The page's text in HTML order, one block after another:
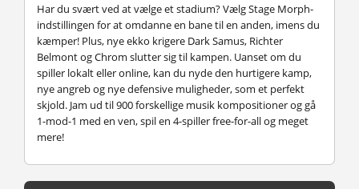
Har du svært ved at vælge et stadium? Vælg Stage Morph-
indstillingen for at omdanne en bane til en anden, imens du
kæmper! Plus, nye ekko krigere Dark Samus, Richter
Belmont og Chrom slutter sig til kampen. Uanset om du
spiller lokalt eller online, kan du nyde den hurtigere kamp,
nye angreb og nye defensive muligheder, som et perfekt
skjold. Jam ud til 900 forskellige musik kompositioner og gå
1-mod-1 med en ven, spil en 4-spiller free-for-all og meget
mere!